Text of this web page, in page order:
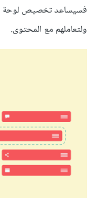
فسيساعد تخصيص لوحة
ولتعاملهم مع المحتوى.